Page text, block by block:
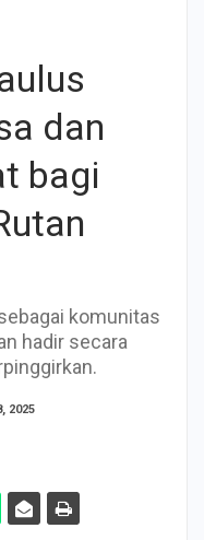
dan
bagi
komunitas
hadir secara
2025